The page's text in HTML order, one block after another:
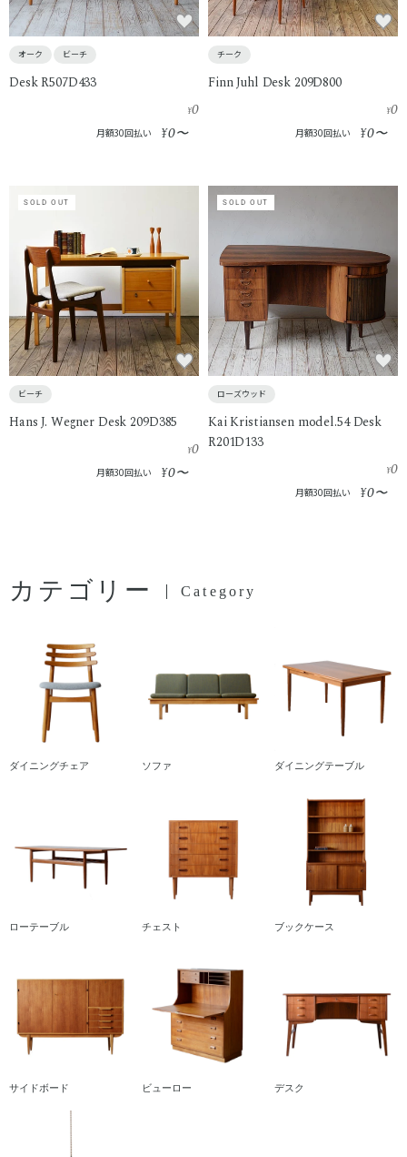
オーク ビーチ
Desk R507D433
¥0
月額30回払い ¥0〜
チーク
Finn Juhl Desk 209D800
¥0
月額30回払い ¥0〜
SOLD OUT
ビーチ
Hans J. Wegner Desk 209D385
¥0
月額30回払い ¥0〜
SOLD OUT
ローズウッド
Kai Kristiansen model.54 Desk
R201D133
¥0
月額30回払い ¥0〜
カテゴリー Category
ダイニングチェア ソファ ダイニングテーブル
ローテーブル チェスト ブックケース
サイドボード ビューロー デスク